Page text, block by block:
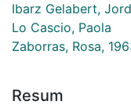
Ibarz Gelabert,
Lo Cascio, Paola
Zaborras, Rosa,
Resum